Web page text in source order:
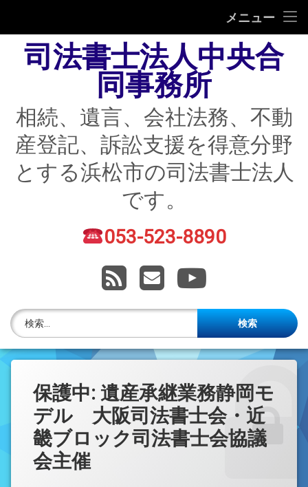
メニュー
相続
不動産登記
債務整理
住宅ローン返済にお困りの方
賃貸トラブル
株主名簿管理人
ご相談について
投稿記事一覧
アクセス
司法書士法人中央合
同事務所
相続、遺言、会社法務、不動
産登記、訴訟支援を得意分野
とする浜松市の司法書士法人
です。
電話番号: 053-523-8890
RSSメールアドレス
YouTube
検索:
保護中: 遺産承継業務静岡モ
デル 大阪司法書士会・近
畿ブロック司法書士会協議
会主催